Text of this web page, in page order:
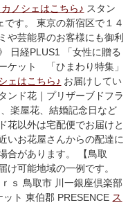
ノシェはこちら♪ スタン
す。 東京の新宿区で１４
や芸能界のお客様にも御利
日経PLUS1 「女性に贈る
ケット 「ひまわり特集」
ェはこちら♪ お届けしてい
ンド花｜プリザーブドフラ
楽屋花、結婚記念日など
花以外は宅配便でお届けと
いお花屋さんからの配達に
合があります。 【鳥取
可能地域の一例です。
ｓ 鳥取市 川一銀座倶楽部
ト 東伯郡 PRESENCE ス